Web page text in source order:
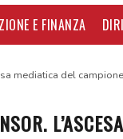
E FINANZA
mediatica del campione
L’ASCESA